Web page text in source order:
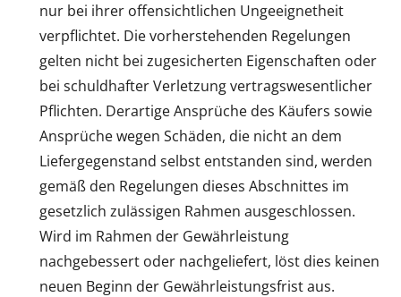
nur bei ihrer offensichtlichen Ungeeignetheit
verpflichtet. Die vorherstehenden Regelungen
gelten nicht bei zugesicherten Eigenschaften oder
bei schuldhafter Verletzung vertragswesentlicher
Pflichten. Derartige Ansprüche des Käufers sowie
Ansprüche wegen Schäden, die nicht an dem
Liefergegenstand selbst entstanden sind, werden
gemäß den Regelungen dieses Abschnittes im
gesetzlich zulässigen Rahmen ausgeschlossen.
Wird im Rahmen der Gewährleistung
nachgebessert oder nachgeliefert, löst dies keinen
neuen Beginn der Gewährleistungsfrist aus.